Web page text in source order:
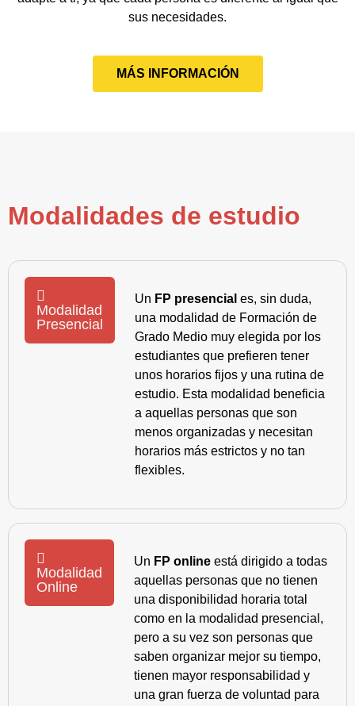
sus necesidades.
MÁS INFORMACIÓN
Modalidades de estudio
Modalidad
Presencial
Un FP presencial es, sin duda,
una modalidad de Formación de
Grado Medio muy elegida por los
estudiantes que prefieren tener
unos horarios fijos y una rutina de
estudio. Esta modalidad beneficia
a aquellas personas que son
menos organizadas y necesitan
horarios más estrictos y no tan
flexibles.
Modalidad
Online
Un FP online está dirigido a todas
aquellas personas que no tienen
una disponibilidad horaria total
como en la modalidad presencial,
pero a su vez son personas que
saben organizar mejor su tiempo,
tienen mayor responsabilidad y
una gran fuerza de voluntad para